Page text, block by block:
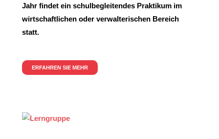
Jahr findet ein schulbegleitendes Praktikum im
wirtschaftlichen oder verwalterischen Bereich
statt.
ERFAHREN SIE MEHR